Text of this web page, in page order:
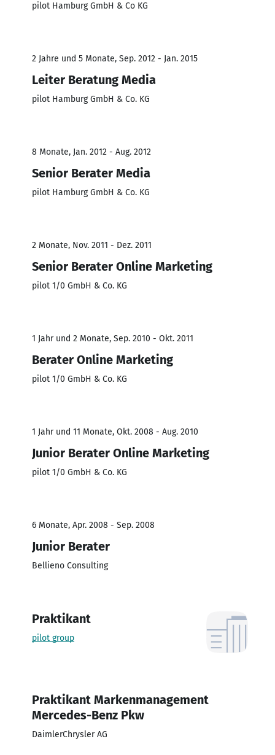
pilot Hamburg GmbH & Co KG
2 Jahre und 5 Monate, Sep. 2012 - Jan. 2015
Leiter Beratung Media
pilot Hamburg GmbH & Co. KG
8 Monate, Jan. 2012 - Aug. 2012
Senior Berater Media
pilot Hamburg GmbH & Co. KG
2 Monate, Nov. 2011 - Dez. 2011
Senior Berater Online Marketing
pilot 1/0 GmbH & Co. KG
1 Jahr und 2 Monate, Sep. 2010 - Okt. 2011
Berater Online Marketing
pilot 1/0 GmbH & Co. KG
1 Jahr und 11 Monate, Okt. 2008 - Aug. 2010
Junior Berater Online Marketing
pilot 1/0 GmbH & Co. KG
6 Monate, Apr. 2008 - Sep. 2008
Junior Berater
Bellieno Consulting
Praktikant
pilot group
Praktikant Markenmanagement
Mercedes-Benz Pkw
DaimlerChrysler AG